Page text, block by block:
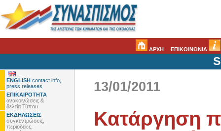
ΑΡΧΗ ΕΠΙΚΟΙΝΩΝΙΑ
ENGLISH contact info,
press releases
ΕΠΙΚΑΙΡΟΤΗΤΑ
ανακοινώσεις &
δελτία Τύπου
ΕΚΔΗΛΩΣΕΙΣ
συγκεντρώσεις,
περιοδείες,
13/01/2011
Κατάργηση